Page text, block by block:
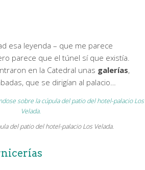
esa leyenda – que me parece
parece que el túnel sí que existía.
en la Catedral unas galerías,
que se dirigían al palacio…
del patio del hotel-palacio Los Velada.